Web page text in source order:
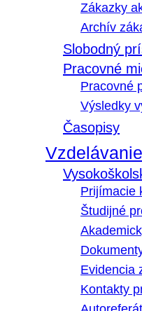
Zákazky
Archív
Slobodný
Pracovné
Pracovné
Výsledky
Časopisy
Prijímacie
Študijné
Evidencia
Kontakty